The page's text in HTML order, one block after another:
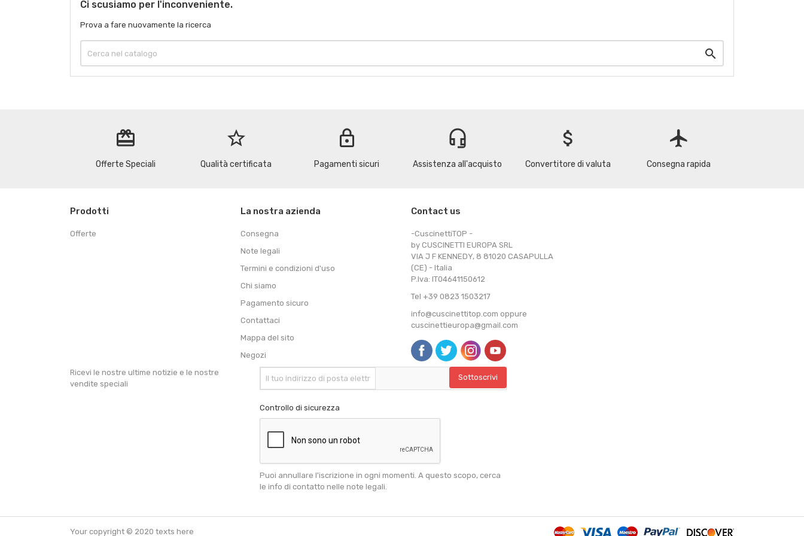
Ci scusiamo per l'inconveniente.
Prova a fare nuovamente la ricerca

redeem
Offerte Speciali
star_border
Qualità certificata
lock
Pagamenti sicuri
headset_mic
Assistenza all'acquisto
attach_money
Convertitore di valuta
flight
Consegna rapida
Prodotti
Offerte
La nostra azienda
Consegna
Note legali
Termini e condizioni d'uso
Chi siamo
Pagamento sicuro
Contattaci
Mappa del sito
Negozi
Contact us
-CuscinettiTOP -
by CUSCINETTI EUROPA SRL
VIA J F KENNEDY, 8 81020 CASAPULLA
(CE) - Italia
P.Iva: IT04641150612
Tel +39 0823 1503217
info@cuscinettitop.com oppure
cuscinettieuropa@gmail.com
Ricevi le nostre ultime notizie e le nostre
vendite speciali
Controllo di sicurezza
Puoi annullare l'iscrizione in ogni momenti. A questo scopo, cerca
le info di contatto nelle note legali.
Your copyright © 2020 texts here